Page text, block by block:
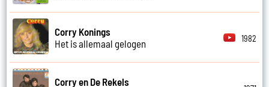
Corry Konings
Het is allemaal gelogen
1982
Corry en De Rekels